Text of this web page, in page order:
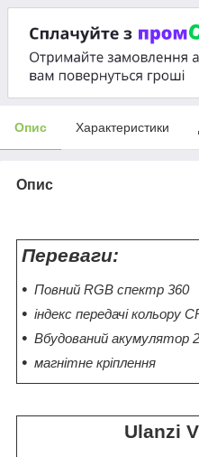
Опис Характеристики
Опис
Переваги:
Повний RGB спектр 360
індекс передачі кольору
Вбудований акумулятор
магнітне кріплення
Ulanzi